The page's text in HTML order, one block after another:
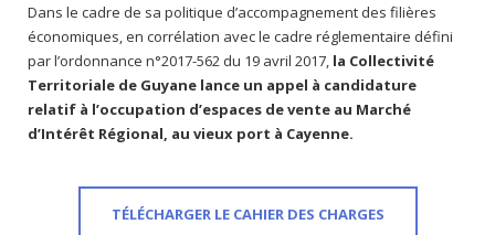
Dans le cadre de sa politique d’accompagnement des filières
économiques, en corrélation avec le cadre réglementaire défini
par l’ordonnance n°2017-562 du 19 avril 2017, la Collectivité
Territoriale de Guyane lance un appel à candidature
relatif à l’occupation d’espaces de vente au Marché
d’Intérêt Régional, au vieux port à Cayenne.
TÉLÉCHARGER LE CAHIER DES CHARGES